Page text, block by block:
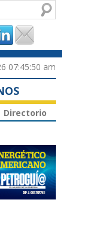
07:45:50 am
Directorio